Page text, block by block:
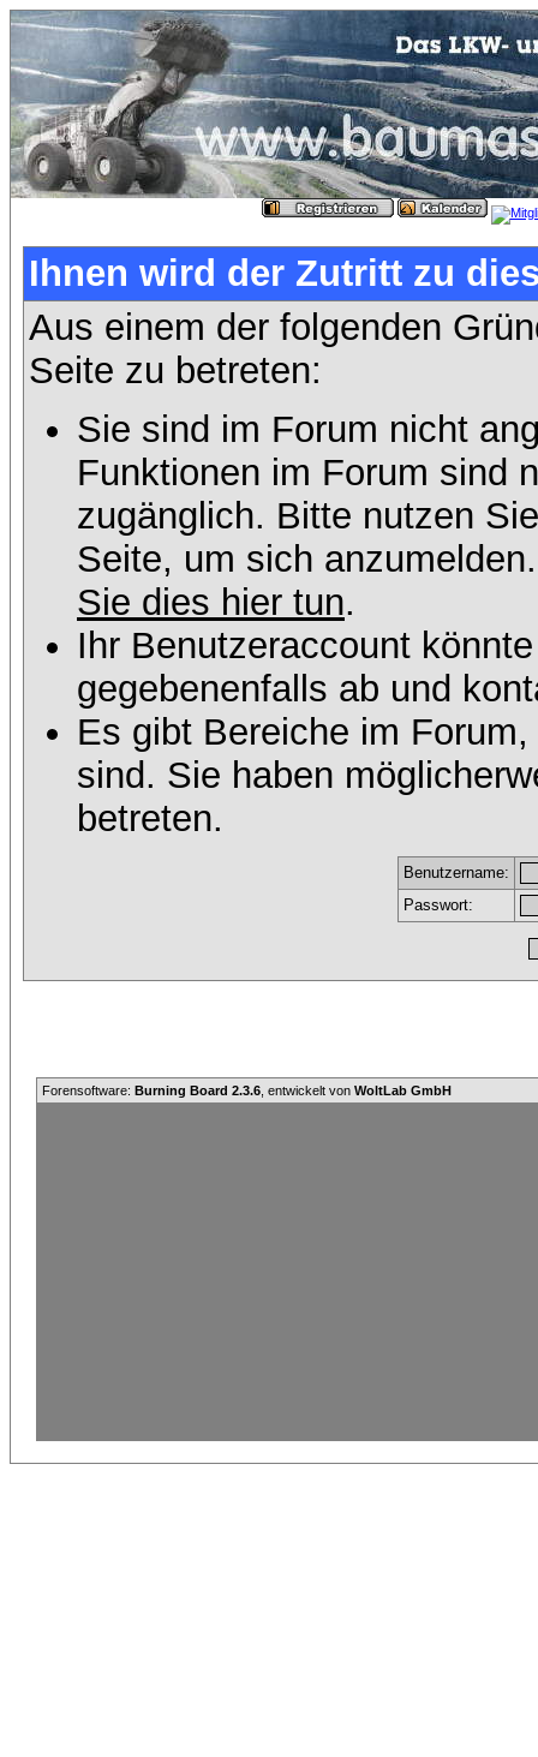
Ihnen wird der Zutritt zu
Aus einem der folgenden
Seite zu betreten:
Sie sind im Forum nicht
Funktionen im Forum sind
zugänglich. Bitte nutzen
Seite, um sich
Sie dies hier tun.
Ihr Benutzeraccount
gegebenenfalls ab und
Es gibt Bereiche im
sind. Sie haben
betreten.
Benutzername:
Passwort:
Forensoftware: Burning Board 2.3.6 , entwickelt von WoltLab GmbH